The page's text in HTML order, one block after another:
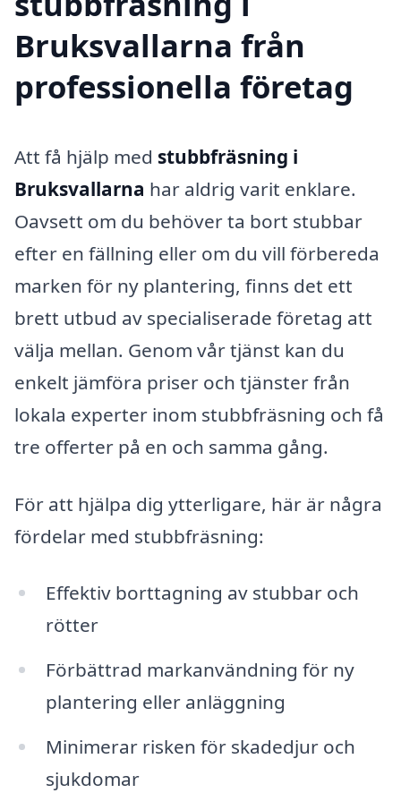
Bruksvallarna från
professionella företag
Att få hjälp med stubbfräsning i
Bruksvallarna har aldrig varit enklare.
Oavsett om du behöver ta bort stubbar
efter en fällning eller om du vill förbereda
marken för ny plantering, finns det ett
brett utbud av specialiserade företag att
välja mellan. Genom vår tjänst kan du
enkelt jämföra priser och tjänster från
lokala experter inom stubbfräsning och få
tre offerter på en och samma gång.
För att hjälpa dig ytterligare, här är några
fördelar med stubbfräsning:
Effektiv borttagning av stubbar och
rötter
Förbättrad markanvändning för ny
plantering eller anläggning
Minimerar risken för skadedjur och
sjukdomar